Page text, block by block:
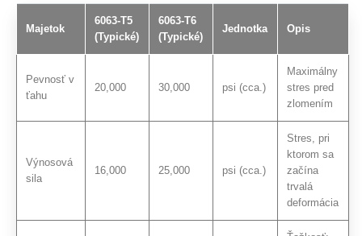
Majetok
6063-T5
(Typické)
6063-T6
(Typické)
Jednotka Opis
Pevnosť v
ťahu
20,000 30,000 psi (cca.)
Maximálny
stres pred
zlomením
Výnosová
sila
16,000 25,000 psi (cca.)
Stres, pri
ktorom sa
začína
trvalá
deformácia